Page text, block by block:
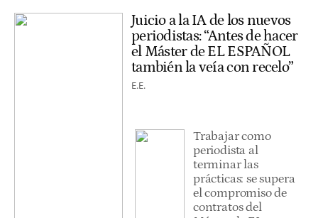
Juicio a la IA de los nuevos
periodistas: “Antes de hacer
el Máster de EL ESPAÑOL
también la veía con recelo”
E.E.
Trabajar como
periodista al
terminar las
prácticas: se supera
el compromiso de
contratos del